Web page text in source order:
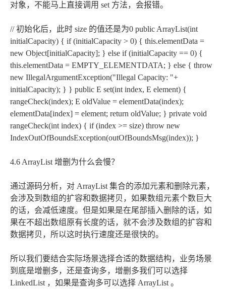
对象，不能马上直接调用 set 方法，会报错。
// 初始化后，此时 size 的值还是为0 public ArrayList(int
initialCapacity) { if (initialCapacity > 0) { this.elementData =
new Object[initialCapacity]; } else if (initialCapacity == 0) {
this.elementData = EMPTY_ELEMENTDATA; } else { throw
new IllegalArgumentException("Illegal Capacity: "+
initialCapacity); } } public E set(int index, E element) {
rangeCheck(index); E oldValue = elementData(index);
elementData[index] = element; return oldValue; } private void
rangeCheck(int index) { if (index >= size) throw new
IndexOutOfBoundsException(outOfBoundsMsg(index)); }
4.6 ArrayList 增删为什么会慢？
通过源码分析，对 ArrayList 集合的添加元素和删除元素，
会涉及到数组的扩容和数据拷贝，如果数组元素个数巨大
的话，会减低速度。但是如果是在尾部插入删除的话，如
果在不超出数组原有长度的话，就不会涉及数组的扩容和
数据拷贝，所以这时执行速度还是很快的。
所以我们要结合实际场景选择合适的数据结构，业务场景
到底是增删多，还是查询多，增删多我们可以选择
LinkedList ，如果是查询多可以选择 ArrayList 。